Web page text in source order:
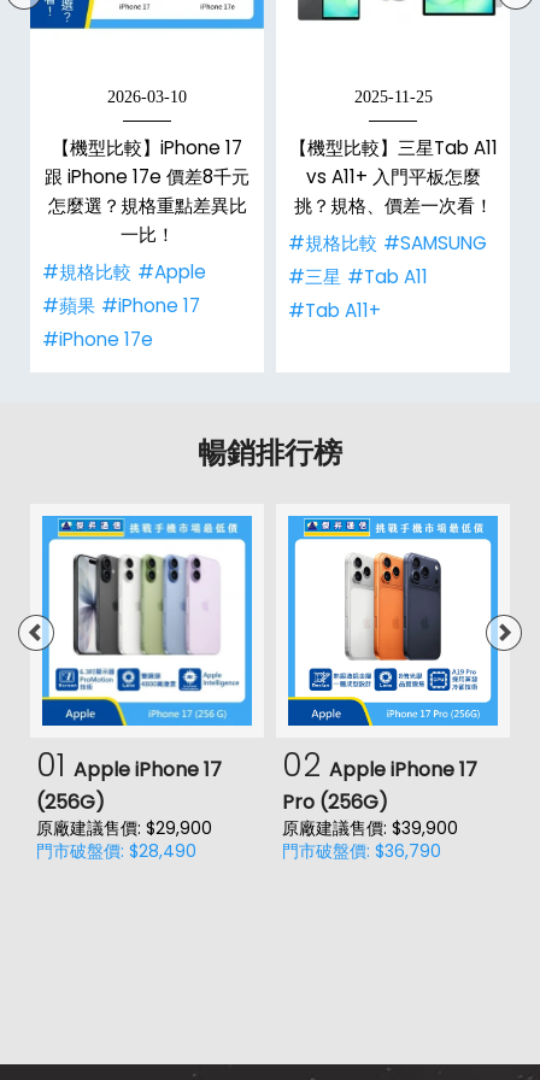
2026-03-10
【機型比較】iPhone 17
跟 iPhone 17e 價差8千元
怎麼選？規格重點差異比
一比！
#規格比較 #Apple
#蘋果 #iPhone 17
#iPhone 17e
2025-11-25
【機型比較】三星Tab A11
vs A11+ 入門平板怎麼
挑？規格、價差一次看！
#規格比較 #SAMSUNG
#三星 #Tab A11
#Tab A11+
暢銷排行榜
01 Apple iPhone 17
(256G)
原廠建議售價: $29,900
門市破盤價: $28,490
02 Apple iPhone 17
Pro (256G)
原廠建議售價: $39,900
門市破盤價: $36,790